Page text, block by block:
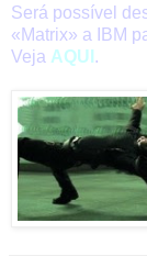
Será possível
«Matrix» a IBM
Veja AQUI .